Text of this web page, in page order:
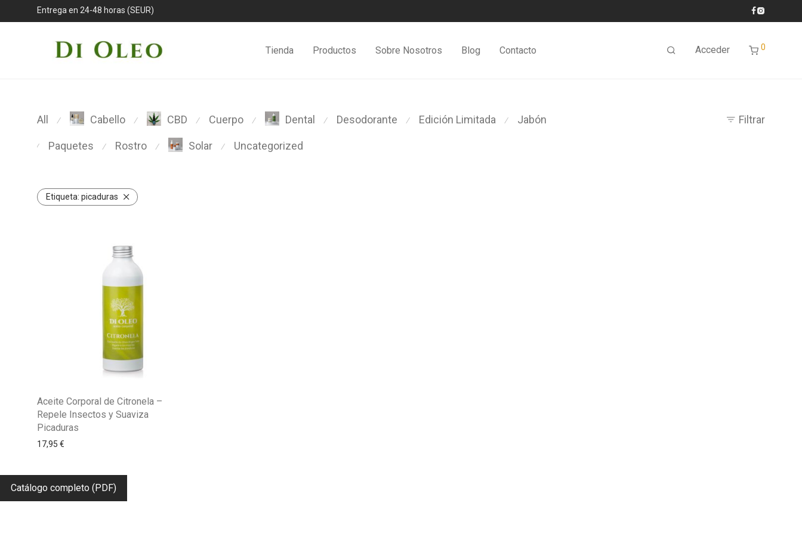
Entrega en 24-48 horas (SEUR)
Tienda Productos Sobre Nosotros Blog Contacto Acceder 0
Filtrar
All ⁄ Cabello ⁄ CBD ⁄ Cuerpo ⁄ Dental ⁄ Desodorante ⁄ Edición Limitada ⁄ Jabón
⁄ Paquetes ⁄ Rostro ⁄ Solar ⁄ Uncategorized
Etiqueta: picaduras
Aceite Corporal de Citronela –
Repele Insectos y Suaviza
Picaduras
17,95 €
Catálogo completo (PDF)